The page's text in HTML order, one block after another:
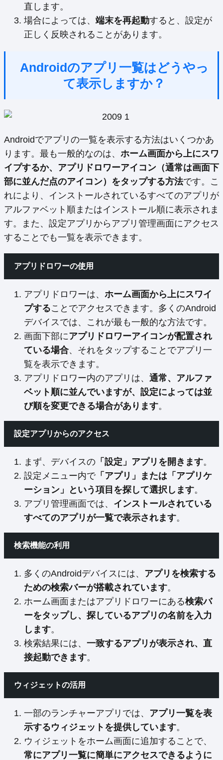
直します。
場合によっては、 端末を再起動すると、設定が
正しく反映されることがあります。
Androidのアプリ一覧はどうやっ
て表示しますか？
Androidでアプリの一覧を表示する方法はいくつかあ
ります。最も一般的なのは、 ホーム画面から上にスワ
イプするか、アプリドロワーアイコン（通常は画面下
部に並んだ点のアイコン）をタップする方法です。こ
れにより、インストールされているすべてのアプリが
アルファベット順またはインストール順に表示されま
す。また、設定アプリからアプリ管理画面にアクセス
することでも一覧を表示できます。
アプリドロワーの使用
アプリドロワーは、 ホーム画面から上にスワイ
プすることでアクセスできます。多くのAndroid
デバイスでは、これが最も一般的な方法です。
画面下部にアプリドロワーアイコンが配置され
ている場合、それをタップすることでアプリ一
覧を表示できます。
アプリドロワー内のアプリは、 通常、アルファ
ベット順に並んでいますが、設定によっては並
び順を変更できる場合があります。
設定アプリからのアクセス
まず、デバイスの 「設定」アプリを開きます。
設定メニュー内で「アプリ」または「アプリケ
ーション」という項目を探して選択します。
アプリ管理画面では、 インストールされている
すべてのアプリが一覧で表示されます。
検索機能の利用
多くのAndroidデバイスには、 アプリを検索する
ための検索バーが搭載されています。
ホーム画面またはアプリドロワーにある検索バ
ーをタップし、探しているアプリの名前を入力
します。
検索結果には、 一致するアプリが表示され、直
接起動できます。
ウィジェットの活用
一部のランチャーアプリでは、 アプリ一覧を表
示するウィジェットを提供しています。
ウィジェットをホーム画面に追加することで、
常にアプリ一覧に簡単にアクセスできるように